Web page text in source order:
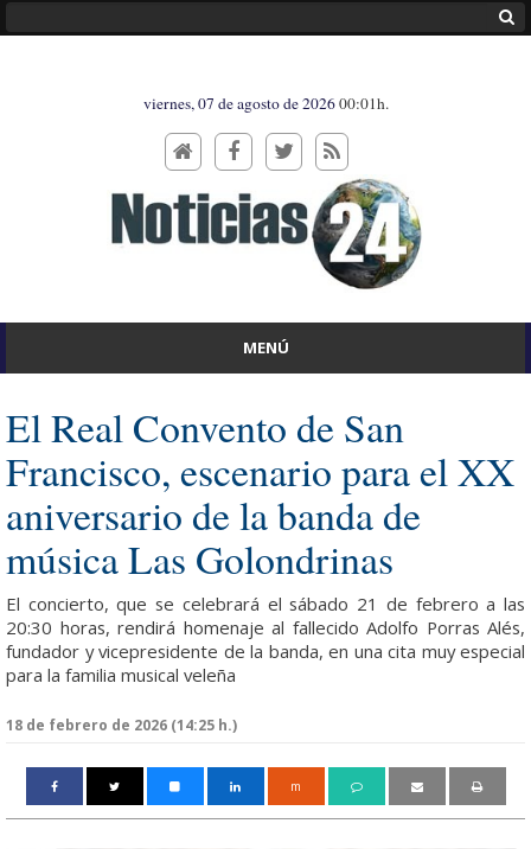
viernes, 07 de agosto de 202600:01h.
MENÚ
El Real Convento de San
Francisco, escenario para el XX
aniversario de la banda de
música Las Golondrinas
El concierto, que se celebrará el sábado 21 de febrero a las
20:30 horas, rendirá homenaje al fallecido Adolfo Porras Alés,
fundador y vicepresidente de la banda, en una cita muy especial
para la familia musical veleña
18 de febrero de 2026 (14:25 h.)
m